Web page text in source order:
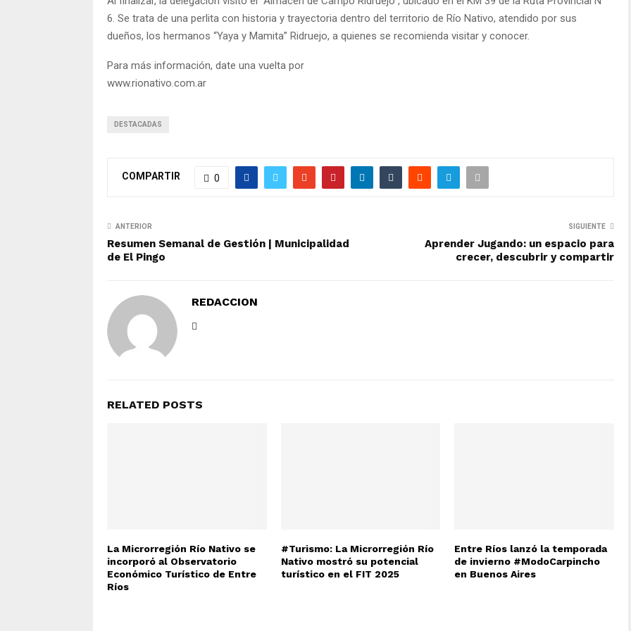
6. Se trata de una perlita con historia y trayectoria dentro del territorio de Río Nativo, atendido por sus
dueños, los hermanos “Yaya y Mamita” Ridruejo, a quienes se recomienda visitar y conocer.
Para más información, date una vuelta por
www.rionativo.com.ar
DESTACADAS
COMPARTIR 0
ANTERIOR
Resumen Semanal de Gestión | Municipalidad
de El Pingo
SIGUIENTE
Aprender Jugando: un espacio para
crecer, descubrir y compartir
REDACCION
RELATED POSTS
La Microrregión Río Nativo se
incorporó al Observatorio
Económico Turístico de Entre
Ríos
#Turismo: La Microrregión Río
Nativo mostró su potencial
turístico en el FIT 2025
Entre Ríos lanzó la temporada
de invierno #ModoCarpincho
en Buenos Aires